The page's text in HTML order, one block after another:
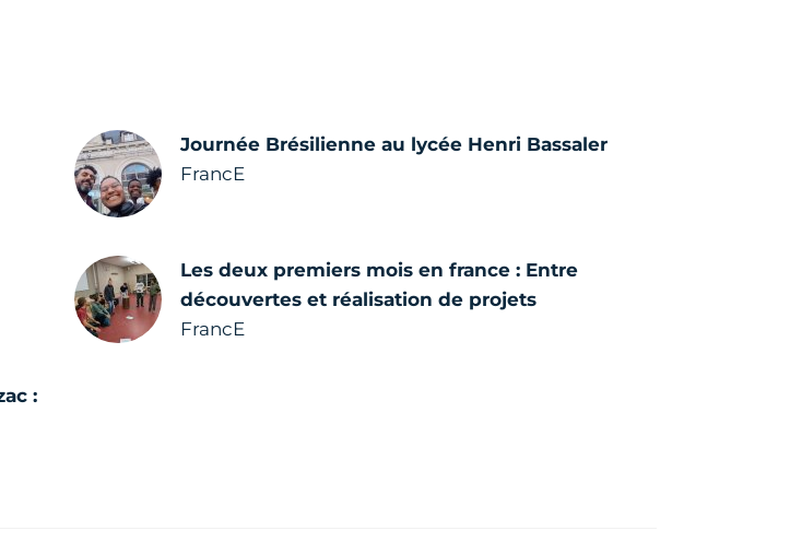
Journée Brésilienne au lycée Henri Bassaler
FrancE
Les deux premiers mois en france : Entre
découvertes et réalisation de projets
FrancE
: